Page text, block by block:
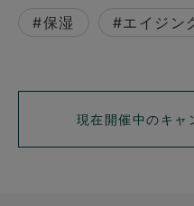
#保湿 #エイジン
現在開催中のキャ